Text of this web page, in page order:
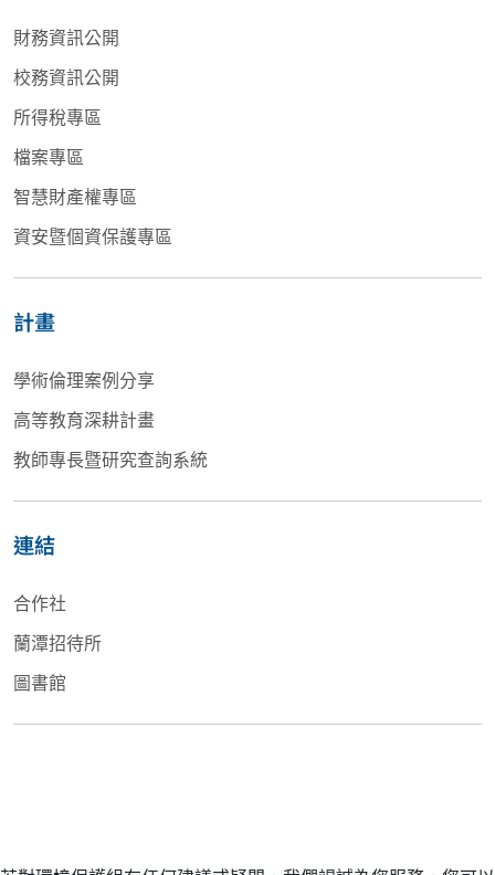
財務資訊公開
校務資訊公開
所得稅專區
檔案專區
智慧財產權專區
資安暨個資保護專區
計畫
學術倫理案例分享
高等教育深耕計畫
教師專長暨研究查詢系統
連結
合作社
蘭潭招待所
圖書館